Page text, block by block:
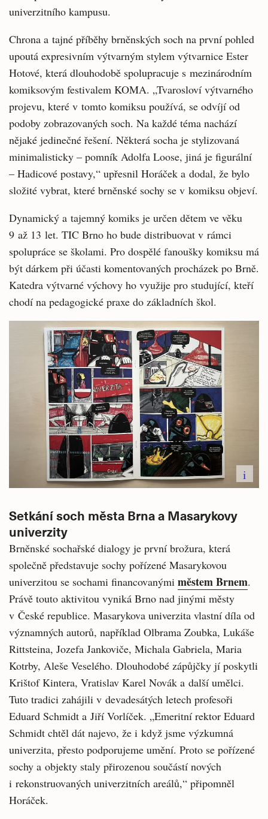
univerzitního kampusu.
Chrona a tajné příběhy brněnských soch na první pohled
upoutá expresivním výtvarným stylem výtvarnice Ester
Hotové, která dlouhodobě spolupracuje s mezinárodním
komiksovým festivalem KOMA. „Tvarosloví výtvarného
projevu, které v tomto komiksu používá, se odvíjí od
podoby zobrazovaných soch. Na každé téma nachází
nějaké jedinečné řešení. Některá socha je stylizovaná
minimalisticky – pomník Adolfa Loose, jiná je figurální
– Hadicové postavy,“ upřesnil Horáček a dodal, že bylo
složité vybrat, které brněnské sochy se v komiksu objeví.
Dynamický a tajemný komiks je určen dětem ve věku
9 až 13 let. TIC Brno ho bude distribuovat v rámci
spolupráce se školami. Pro dospělé fanoušky komiksu má
být dárkem při účasti komentovaných procházek po Brně.
Katedra výtvarné výchovy ho využije pro studující, kteří
chodí na pedagogické praxe do základních škol.
i
Setkání soch města Brna a Masarykovy
univerzity
Brněnské sochařské dialogy je první brožura, která
společně představuje sochy pořízené Masarykovou
univerzitou se sochami financovanými městem Brnem.
Právě touto aktivitou vyniká Brno nad jinými městy
v České republice. Masarykova univerzita vlastní díla od
významných autorů, například Olbrama Zoubka, Lukáše
Rittsteina, Jozefa Jankoviče, Michala Gabriela, Maria
Kotrby, Aleše Veselého. Dlouhodobé zápůjčky jí poskytli
Krištof Kintera, Vratislav Karel Novák a další umělci.
Tuto tradici zahájili v devadesátých letech profesoři
Eduard Schmidt a Jiří Vorlíček. „Emeritní rektor Eduard
Schmidt chtěl dát najevo, že i když jsme výzkumná
univerzita, přesto podporujeme umění. Proto se pořízené
sochy a objekty staly přirozenou součástí nových
i rekonstruovaných univerzitních areálů,“ připomněl
Horáček.